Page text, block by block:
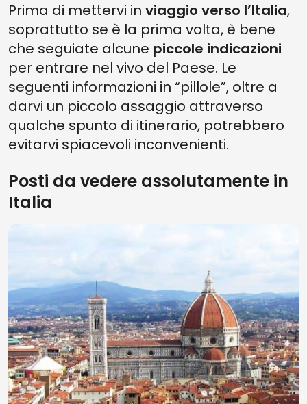
Prima di mettervi in viaggio verso l’Italia,
soprattutto se è la prima volta, è bene
che seguiate alcune piccole indicazioni
per entrare nel vivo del Paese. Le
seguenti informazioni in “pillole”, oltre a
darvi un piccolo assaggio attraverso
qualche spunto di itinerario, potrebbero
evitarvi spiacevoli inconvenienti.
Posti da vedere assolutamente in
Italia